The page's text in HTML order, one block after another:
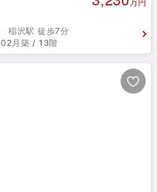
万円
稲沢駅 徒歩7分
月築 / 13階